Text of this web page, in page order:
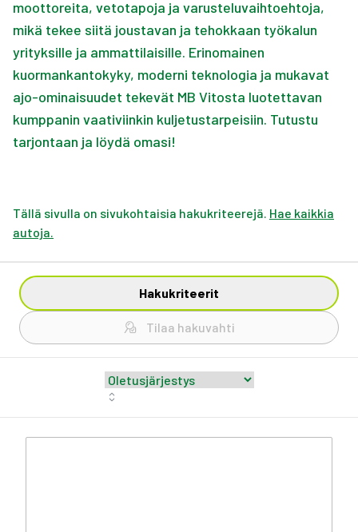
moottoreita, vetotapoja ja varusteluvaihtoehtoja,
mikä tekee siitä joustavan ja tehokkaan työkalun
yrityksille ja ammattilaisille. Erinomainen
kuormankantokyky, moderni teknologia ja mukavat
ajo-ominaisuudet tekevät MB Vitosta luotettavan
kumppanin vaativiinkin kuljetustarpeisiin. Tutustu
tarjontaan ja löydä omasi!
Tällä sivulla on sivukohtaisia hakukriteerejä. Hae kaikkia
autoja.
Hakukriteerit
Tilaa hakuvahti